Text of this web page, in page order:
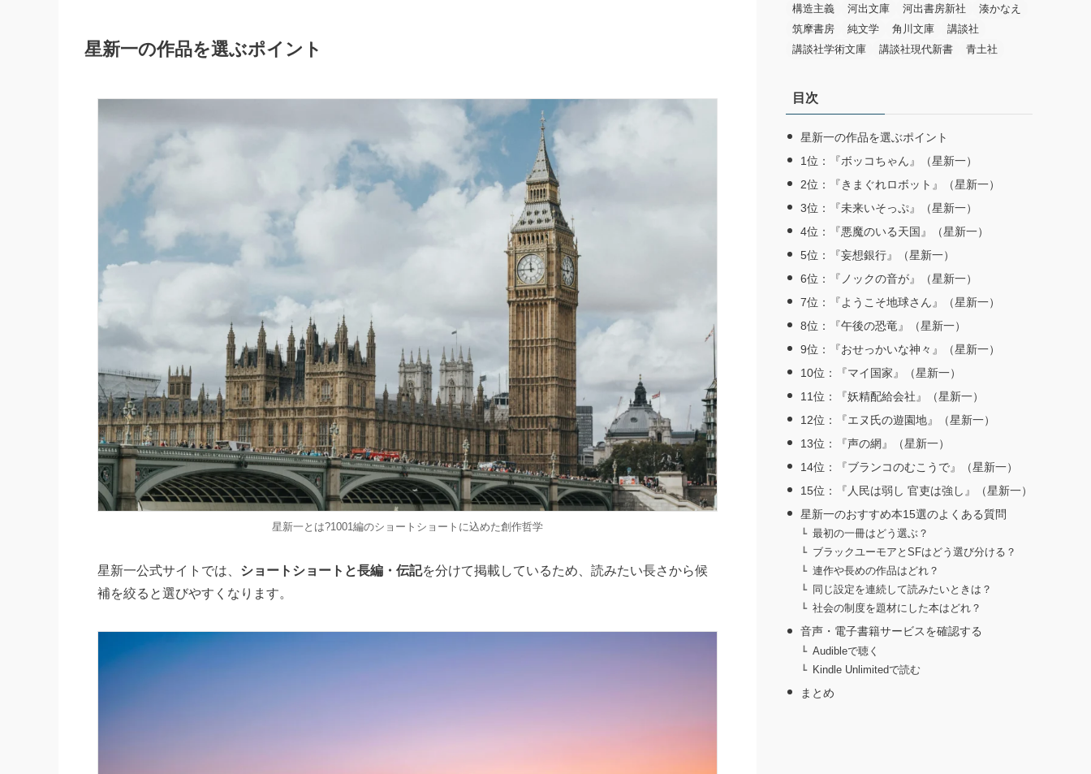
星新一の作品を選ぶポイント
星新一とは?1001編のショートショートに込めた創作哲学
星新一公式サイトでは、 ショートショートと長編・伝記を分けて掲載しているため、読みたい長さから候
補を絞ると選びやすくなります。
構造主義
河出文庫 河出書房新社
湊かなえ
筑摩書房
純文学 角川文庫
講談社
講談社学術文庫
講談社現代新書 青土社
目次
星新一の作品を選ぶポイント
1位：『ボッコちゃん』（星新一）
2位：『きまぐれロボット』（星新一）
3位：『未来いそっぷ』（星新一）
4位：『悪魔のいる天国』（星新一）
5位：『妄想銀行』（星新一）
6位：『ノックの音が』（星新一）
7位：『ようこそ地球さん』（星新一）
8位：『午後の恐竜』（星新一）
9位：『おせっかいな神々』（星新一）
10位：『マイ国家』（星新一）
11位：『妖精配給会社』（星新一）
12位：『エヌ氏の遊園地』（星新一）
13位：『声の網』（星新一）
14位：『ブランコのむこうで』（星新一）
15位：『人民は弱し 官吏は強し』（星新一）
星新一のおすすめ本15選のよくある質問
最初の一冊はどう選ぶ？
ブラックユーモアとSFはどう選び分ける？
連作や長めの作品はどれ？
同じ設定を連続して読みたいときは？
社会の制度を題材にした本はどれ？
音声・電子書籍サービスを確認する
Audibleで聴く
Kindle Unlimitedで読む
まとめ